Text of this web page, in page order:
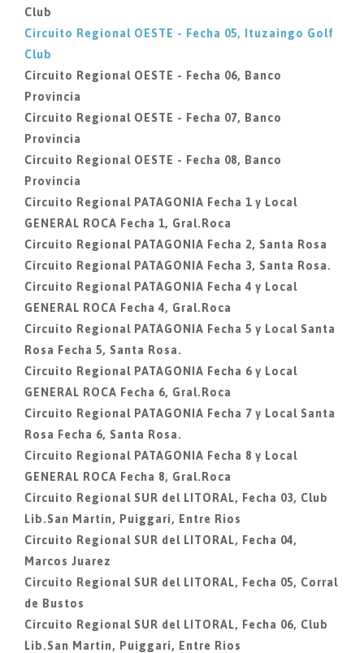
Club
Circuito Regional OESTE - Fecha 05, Ituzaingo Golf
Club
Circuito Regional OESTE - Fecha 06, Banco
Provincia
Circuito Regional OESTE - Fecha 07, Banco
Provincia
Circuito Regional OESTE - Fecha 08, Banco
Provincia
Circuito Regional PATAGONIA Fecha 1 y Local
GENERAL ROCA Fecha 1, Gral.Roca
Circuito Regional PATAGONIA Fecha 2, Santa Rosa
Circuito Regional PATAGONIA Fecha 3, Santa Rosa.
Circuito Regional PATAGONIA Fecha 4 y Local
GENERAL ROCA Fecha 4, Gral.Roca
Circuito Regional PATAGONIA Fecha 5 y Local Santa
Rosa Fecha 5, Santa Rosa.
Circuito Regional PATAGONIA Fecha 6 y Local
GENERAL ROCA Fecha 6, Gral.Roca
Circuito Regional PATAGONIA Fecha 7 y Local Santa
Rosa Fecha 6, Santa Rosa.
Circuito Regional PATAGONIA Fecha 8 y Local
GENERAL ROCA Fecha 8, Gral.Roca
Circuito Regional SUR del LITORAL, Fecha 03, Club
Lib.San Martin, Puiggari, Entre Rios
Circuito Regional SUR del LITORAL, Fecha 04,
Marcos Juarez
Circuito Regional SUR del LITORAL, Fecha 05, Corral
de Bustos
Circuito Regional SUR del LITORAL, Fecha 06, Club
Lib.San Martin, Puiggari, Entre Rios